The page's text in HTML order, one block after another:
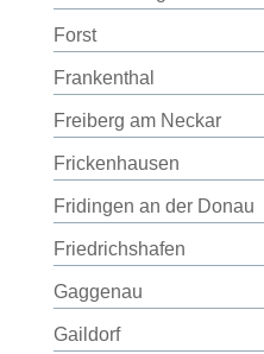
Forst
Frankenthal
Freiberg am Neckar
Frickenhausen
Fridingen an der Donau
Friedrichshafen
Gaggenau
Gaildorf